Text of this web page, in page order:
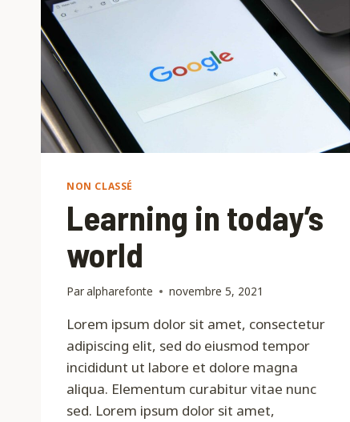
NON CLASSÉ
Learning in today’s
world
Paralpharefonte novembre 5, 2021
Lorem ipsum dolor sit amet, consectetur
adipiscing elit, sed do eiusmod tempor
incididunt ut labore et dolore magna
aliqua. Elementum curabitur vitae nunc
sed. Lorem ipsum dolor sit amet,